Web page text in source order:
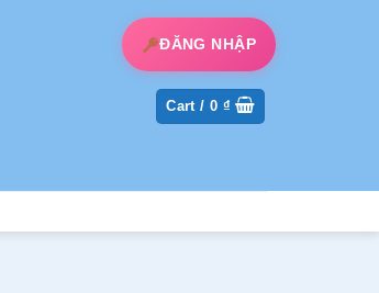
Cart / 0 ₫
ĐĂNG NHẬP